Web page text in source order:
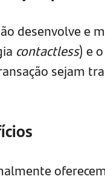
desenvolve e
contactless) e
sejam